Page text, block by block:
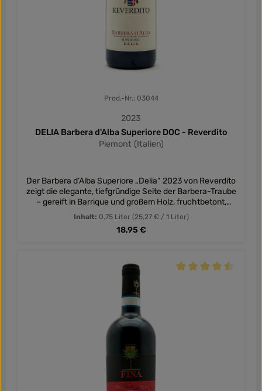
Prod.-Nr.: 03044
2023
DELIA Barbera d'Alba Superiore DOC - Reverdito
Piemont (Italien)
Der Barbera d’Alba Superiore „Delia“ 2023 von Reverdito
zeigt die elegante, tiefgründige Seite der Barbera-Traube
– gereift in Barrique und großem Holz, fruchtbetont,
würzig und ausdrucksstark.
Inhalt: 0.75 Liter (25,27 € / 1 Liter)
Regulärer Preis:
18,95 €